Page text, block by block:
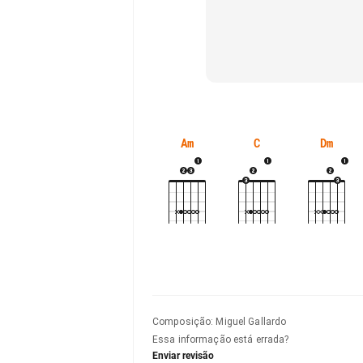
Am C Dm
Composição: Miguel Gallardo
Essa informação está errada?
Enviar revisão